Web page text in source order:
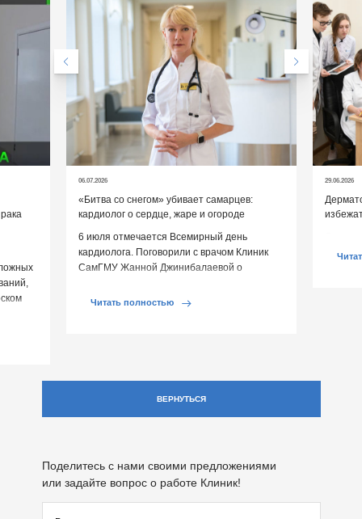
06.07.2026
«Битва со снегом» убивает самарцев:
кардиолог о сердце, жаре и огороде
6 июля отмечается Всемирный день
кардиолога. Поговорили с врачом Клиник
СамГМУ Жанной Джинибалаевой о
[…]Читать полностью
29.06.2026
ВЕРНУТЬСЯ
Поделитесь с нами своими предложениями
или задайте вопрос о работе Клиник!